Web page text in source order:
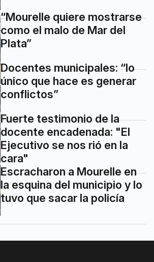
“Mourelle quiere mostrarse
como el malo de Mar del
Plata”
Docentes municipales: “lo
único que hace es generar
conflictos”
Fuerte testimonio de la
docente encadenada: "El
Ejecutivo se nos rió en la
cara"
Escracharon a Mourelle en
la esquina del municipio y lo
tuvo que sacar la policía